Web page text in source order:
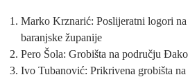
Marko Krznarić: Poslijeratni logori
baranjske županije
Pero Šola: Grobišta na području
Ivo Tubanović: Prikrivena grobišta